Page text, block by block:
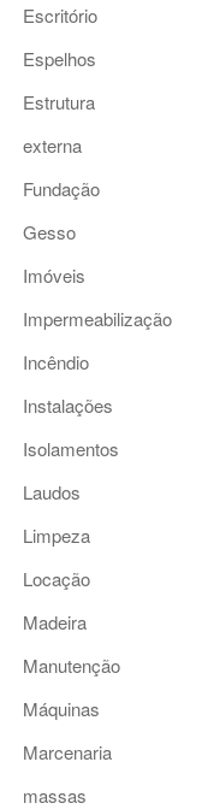
Escritório
Espelhos
Estrutura
externa
Fundação
Gesso
Imóveis
Impermeabilização
Incêndio
Instalações
Isolamentos
Laudos
Limpeza
Locação
Madeira
Manutenção
Máquinas
Marcenaria
massas